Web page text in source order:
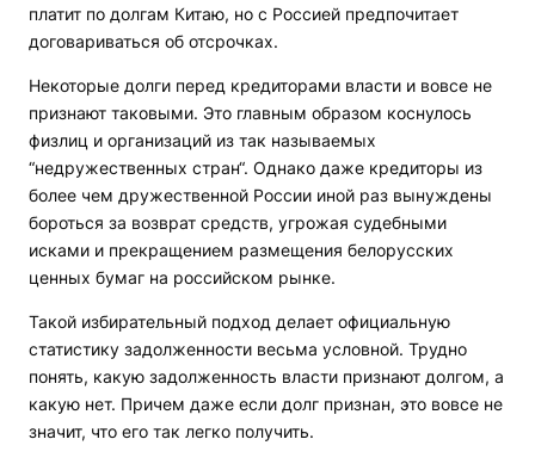
платит по долгам Китаю, но с Россией предпочитает
договариваться об отсрочках.
Некоторые долги перед кредиторами власти и вовсе не
признают таковыми. Это главным образом коснулось
физлиц и организаций из так называемых
“недружественных стран“. Однако даже кредиторы из
более чем дружественной России иной раз вынуждены
бороться за возврат средств, угрожая судебными
исками и прекращением размещения белорусских
ценных бумаг на российском рынке.
Такой избирательный подход делает официальную
статистику задолженности весьма условной. Трудно
понять, какую задолженность власти признают долгом, а
какую нет. Причем даже если долг признан, это вовсе не
значит, что его так легко получить.